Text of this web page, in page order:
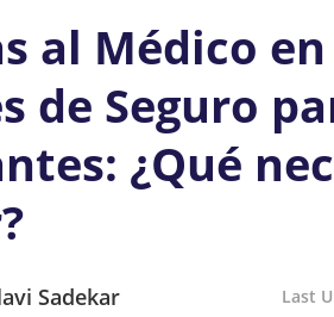
al Médico
de Seguro
¿Qué
Sadekar Last